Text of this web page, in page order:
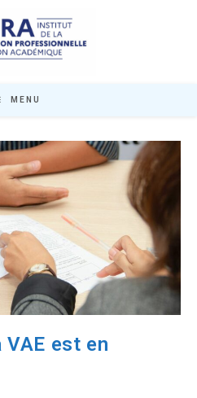
MENU
est en